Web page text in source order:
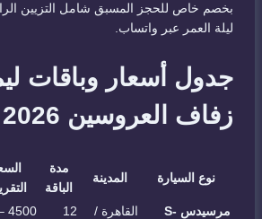
بخصم خاص للحجز المسبق شامل التزيين
ليلة العمر عبر واتساب.
جدول أسعار وباقات
زفاف العروسين 2026
نوع السيارة المدينة
مدة
الباقة
مرسيدس S-
القاهرة /
12
–